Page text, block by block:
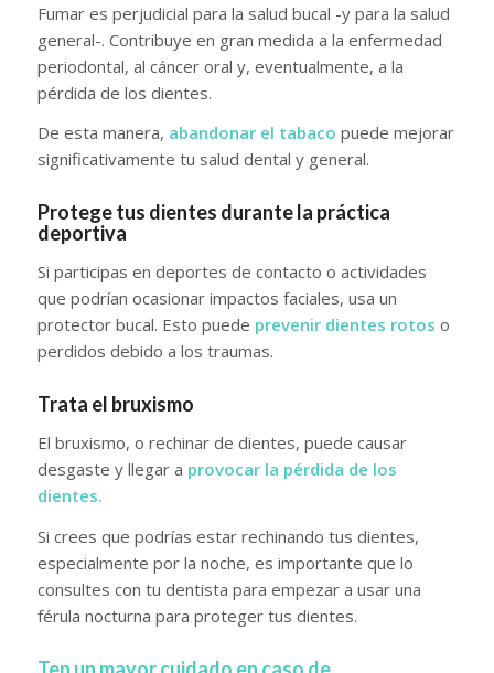
Fumar es perjudicial para la salud bucal -y para la salud
general-. Contribuye en gran medida a la enfermedad
periodontal, al cáncer oral y, eventualmente, a la
pérdida de los dientes.
De esta manera, abandonar el tabaco puede mejorar
significativamente tu salud dental y general.
Protege tus dientes durante la práctica
deportiva
Si participas en deportes de contacto o actividades
que podrían ocasionar impactos faciales, usa un
protector bucal. Esto puede prevenir dientes rotos o
perdidos debido a los traumas.
Trata el bruxismo
El bruxismo, o rechinar de dientes, puede causar
desgaste y llegar a provocar la pérdida de los
dientes.
Si crees que podrías estar rechinando tus dientes,
especialmente por la noche, es importante que lo
consultes con tu dentista para empezar a usar una
férula nocturna para proteger tus dientes.
Ten un mayor cuidado en caso de